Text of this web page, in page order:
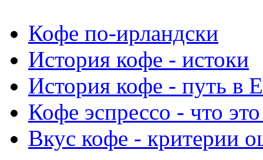
Кофе по-ирландски
История кофе - истоки
История кофе - путь в
Кофе эспрессо - что это
Вкус кофе - критерии